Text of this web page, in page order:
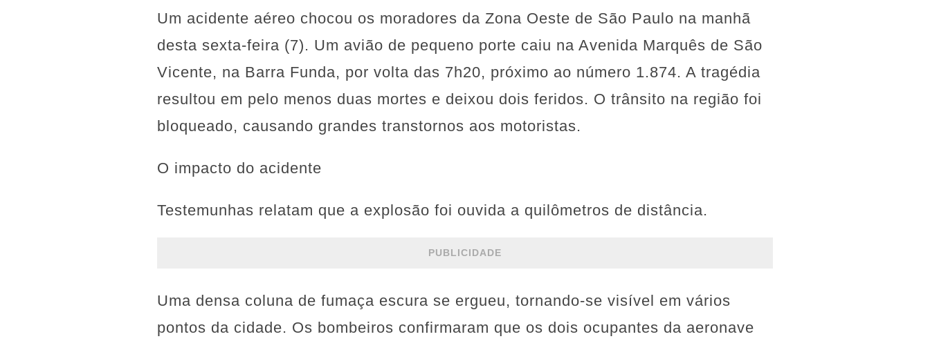
Um acidente aéreo chocou os moradores da Zona Oeste de São Paulo na manhã
desta sexta-feira (7). Um avião de pequeno porte caiu na Avenida Marquês de São
Vicente, na Barra Funda, por volta das 7h20, próximo ao número 1.874. A tragédia
resultou em pelo menos duas mortes e deixou dois feridos. O trânsito na região foi
bloqueado, causando grandes transtornos aos motoristas.
O impacto do acidente
Testemunhas relatam que a explosão foi ouvida a quilômetros de distância.
PUBLICIDADE
Uma densa coluna de fumaça escura se ergueu, tornando-se visível em vários
pontos da cidade. Os bombeiros confirmaram que os dois ocupantes da aeronave